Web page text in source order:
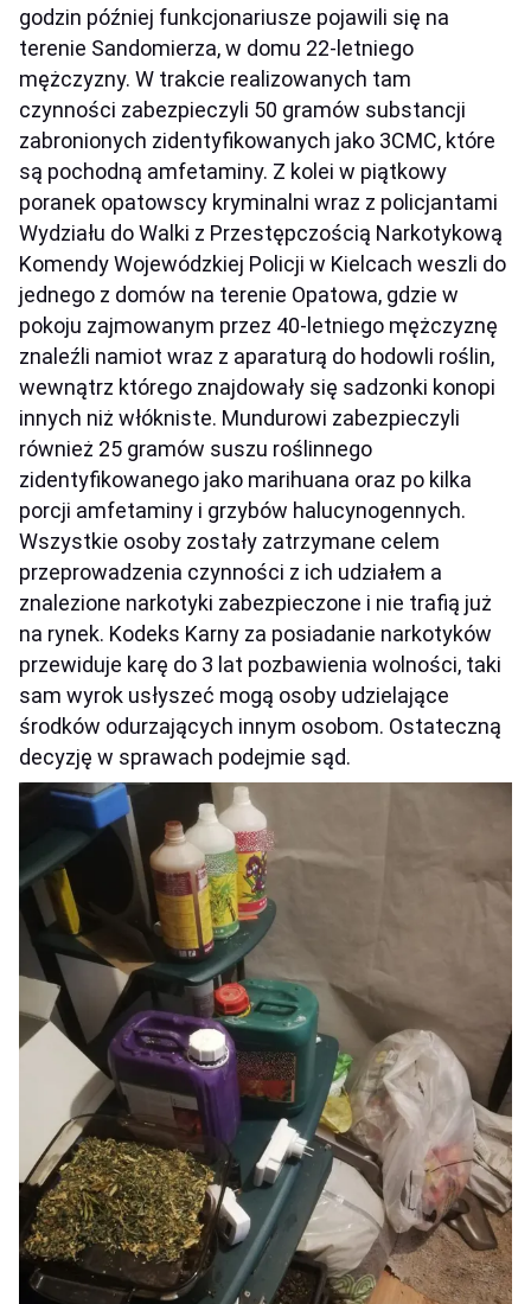
godzin później funkcjonariusze pojawili się na
terenie Sandomierza, w domu 22-letniego
mężczyzny. W trakcie realizowanych tam
czynności zabezpieczyli 50 gramów substancji
zabronionych zidentyfikowanych jako 3CMC, które
są pochodną amfetaminy. Z kolei w piątkowy
poranek opatowscy kryminalni wraz z policjantami
Wydziału do Walki z Przestępczością Narkotykową
Komendy Wojewódzkiej Policji w Kielcach weszli do
jednego z domów na terenie Opatowa, gdzie w
pokoju zajmowanym przez 40-letniego mężczyznę
znaleźli namiot wraz z aparaturą do hodowli roślin,
wewnątrz którego znajdowały się sadzonki konopi
innych niż włókniste. Mundurowi zabezpieczyli
również 25 gramów suszu roślinnego
zidentyfikowanego jako marihuana oraz po kilka
porcji amfetaminy i grzybów halucynogennych.
Wszystkie osoby zostały zatrzymane celem
przeprowadzenia czynności z ich udziałem a
znalezione narkotyki zabezpieczone i nie trafią już
na rynek. Kodeks Karny za posiadanie narkotyków
przewiduje karę do 3 lat pozbawienia wolności, taki
sam wyrok usłyszeć mogą osoby udzielające
środków odurzających innym osobom. Ostateczną
decyzję w sprawach podejmie sąd.